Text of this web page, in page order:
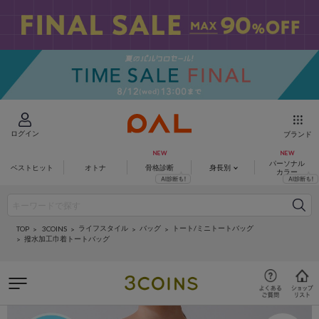
ログイン ブランド
ベストヒット オトナ 骨格診断 身長別
パーソナル
カラー
TOP 3COINS ライフスタイル バッグ
トート/ミニトートバッグ
撥水加工巾着トートバッグ